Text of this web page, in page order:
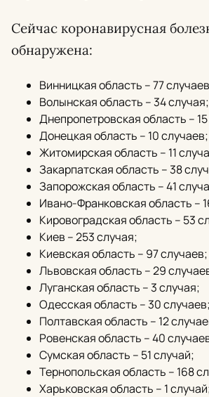
Сейчас коронавирусная
обнаружена:
Винницкая область – 77
Волынская область – 34 случая;
Днепропетровская область –
Донецкая область – 10 случаев;
Житомирская область – 11
Закарпатская область – 38
Запорожская область – 41
Ивано-Франковская область –
Кировоградская область – 53
Киев – 253 случая;
Киевская область – 97 случаев;
Львовская область – 29
Луганская область – 3 случая;
Одесская область – 30 случаев;
Полтавская область – 12
Ровенская область – 40
Сумская область – 51 случай;
Тернопольская область – 168
Харьковская область – 1